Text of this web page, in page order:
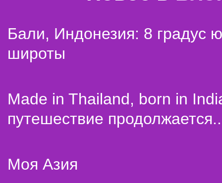
Бали, Индонезия: 8 градус
широты
Made in Thailand, born in
путешествие
Моя Азия